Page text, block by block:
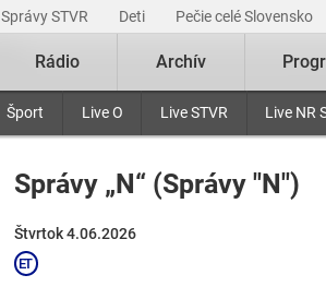
Správy STVR Deti Pečie celé Slovensko
Šport Live O Live STVR Live NR
Rádio Archív
Správy „N“ (Správy "N")
Štvrtok 4.06.2026